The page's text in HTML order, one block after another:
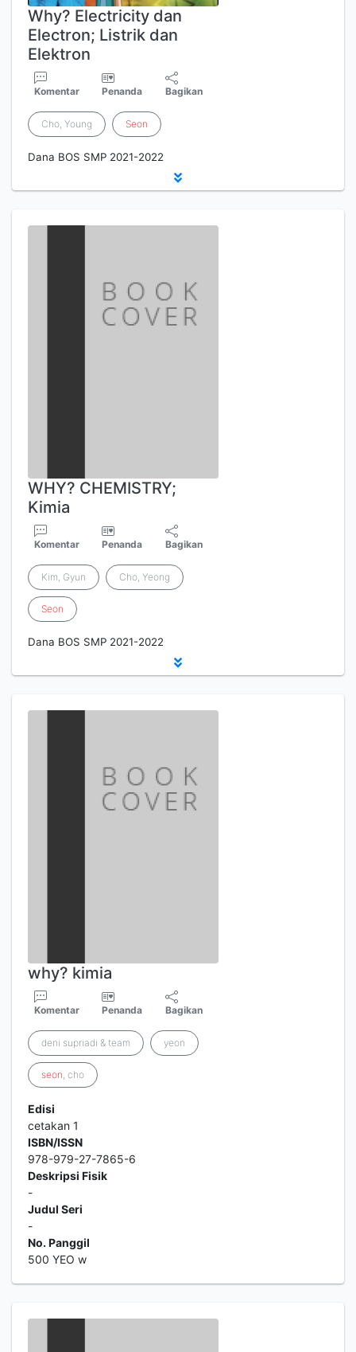
Why? Electricity dan
Electron; Listrik dan
Elektron
Komentar Penanda Bagikan
Cho, Young Seon
Dana BOS SMP 2021-2022
WHY? CHEMISTRY;
Kimia
Komentar Penanda Bagikan
Kim, Gyun Cho, Yeong
Seon
Dana BOS SMP 2021-2022
why? kimia
Komentar Penanda Bagikan
deni supriadi & team yeon
seon, cho
Edisi
cetakan 1
ISBN/ISSN
978-979-27-7865-6
Deskripsi Fisik
-
Judul Seri
-
No. Panggil
500 YEO w